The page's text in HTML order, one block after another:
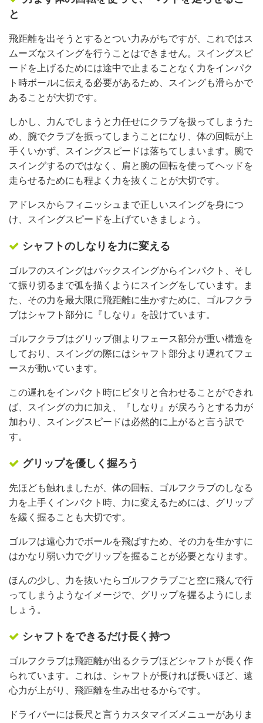
と
飛距離を出そうとするとつい力みがちですが、これではス
ムーズなスイングを行うことはできません。スイングスピ
ードを上げるためには途中で止まることなく力をインパク
ト時ボールに伝える必要があるため、スイングも滑らかで
あることが大切です。
しかし、力んでしまうと力任せにクラブを扱ってしまうた
め、腕でクラブを振ってしまうことになり、体の回転が上
手くいかず、スイングスピードは落ちてしまいます。腕で
スイングするのではなく、肩と腕の回転を使ってヘッドを
走らせるためにも程よく力を抜くことが大切です。
アドレスからフィニッシュまで正しいスイングを身につ
け、スイングスピードを上げていきましょう。
シャフトのしなりを力に変える
ゴルフのスイングはバックスイングからインパクト、そし
て振り切るまで弧を描くようにスイングをしています。ま
た、その力を最大限に飛距離に生かすために、ゴルフクラ
ブはシャフト部分に『しなり』を設けています。
ゴルフクラブはグリップ側よりフェース部分が重い構造を
しており、スイングの際にはシャフト部分より遅れてフェ
ースが動いています。
この遅れをインパクト時にピタリと合わせることができれ
ば、スイングの力に加え、『しなり』が戻ろうとする力が
加わり、スイングスピードは必然的に上がると言う訳で
す。
グリップを優しく握ろう
先ほども触れましたが、体の回転、ゴルフクラブのしなる
力を上手くインパクト時、力に変えるためには、グリップ
を緩く握ることも大切です。
ゴルフは遠心力でボールを飛ばすため、その力を生かすに
はかなり弱い力でグリップを握ることが必要となります。
ほんの少し、力を抜いたらゴルフクラブごと空に飛んで行
ってしまうようなイメージで、グリップを握るようにしま
しょう。
シャフトをできるだけ長く持つ
ゴルフクラブは飛距離が出るクラブほどシャフトが長く作
られています。これは、シャフトが長ければ長いほど、遠
心力が上がり、飛距離を生み出せるからです。
ドライバーには長尺と言うカスタマイズメニューがありま